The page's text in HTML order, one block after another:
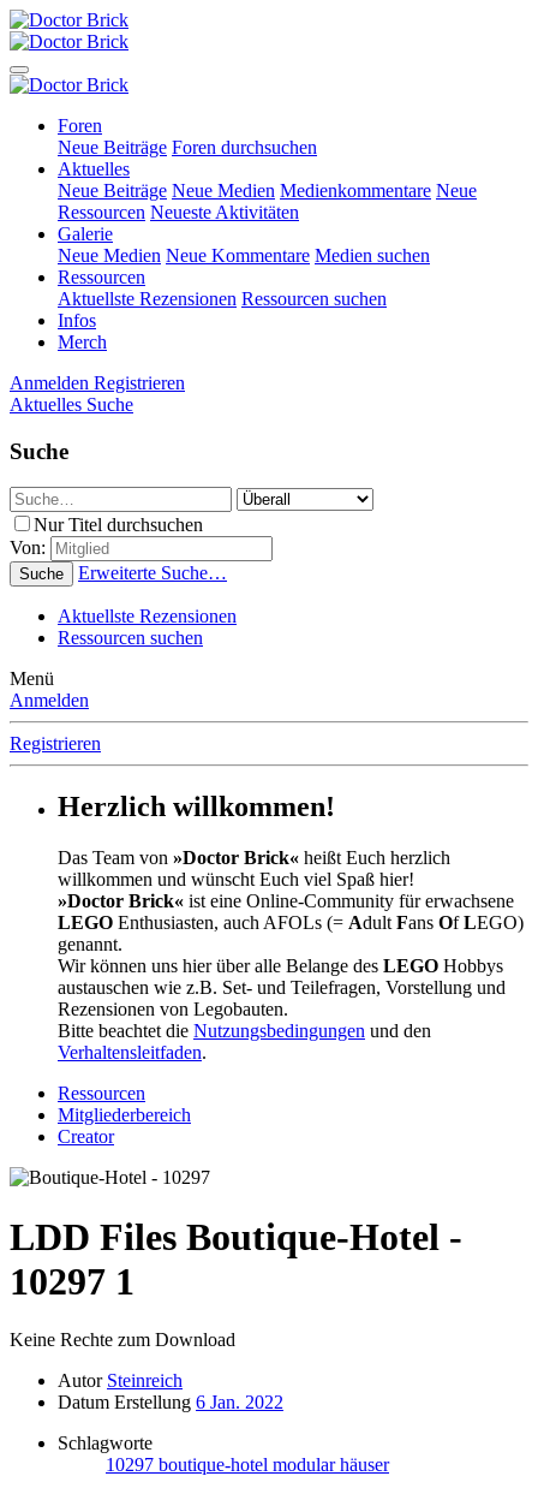
Foren
Neue Beiträge Foren durchsuchen
Aktuelles
Neue Beiträge Neue Medien Medienkommentare Neue
Ressourcen Neueste Aktivitäten
Galerie
Neue Medien Neue Kommentare Medien suchen
Ressourcen
Aktuellste Rezensionen Ressourcen suchen
Infos
Merch
Anmelden Registrieren
Aktuelles Suche
Suche
Nur Titel durchsuchen
Von:
Suche Erweiterte Suche…
Aktuellste Rezensionen
Ressourcen suchen
Menü
Anmelden
Registrieren
Herzlich willkommen!
Das Team von »Doctor Brick« heißt Euch herzlich
willkommen und wünscht Euch viel Spaß hier!
»Doctor Brick« ist eine Online-Community für erwachsene
LEGO Enthusiasten, auch AFOLs (= Adult Fans OfLEGO)
genannt.
Wir können uns hier über alle Belange des LEGO Hobbys
austauschen wie z.B. Set- und Teilefragen, Vorstellung und
Rezensionen von Legobauten.
Bitte beachtet die Nutzungsbedingungen und den
Verhaltensleitfaden.
Ressourcen
Mitgliederbereich
Creator
LDD Files Boutique-Hotel -
10297 1
Keine Rechte zum Download
Autor Steinreich
Datum Erstellung 6 Jan. 2022
Schlagworte
10297 boutique-hotel modular häuser